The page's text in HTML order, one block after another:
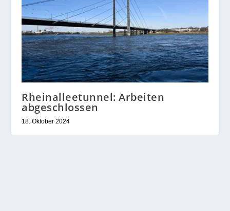
Rheinalleetunnel: Arbeiten
abgeschlossen
18. Oktober 2024